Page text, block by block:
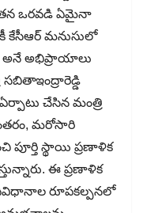
ఒరవడి ఏమైనా
కేసీఆర్ మనుసులో
అనే అభిప్రాయాలు
చేసిన మంత్రి
మరోసారి
పూర్తి స్థాయి ప్రణాళిక
ఈ ప్రణాళిక
రూపకల్పనలో